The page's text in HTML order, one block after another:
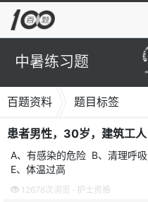
中暑练习题
百题资料 题目标签
A、有感染的危险 B、清理呼
E、体温过高
12678次浏览 · 护士资格